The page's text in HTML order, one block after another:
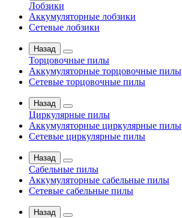
Лобзики
Аккумуляторные лобзики
Сетевые лобзики
Назад
Торцовочные пилы
Аккумуляторные торцовочные пилы
Сетевые торцовочные пилы
Назад
Циркулярные пилы
Аккумуляторные циркулярные пилы
Сетевые циркулярные пилы
Назад
Сабельные пилы
Аккумуляторные сабельные пилы
Сетевые сабельные пилы
Назад